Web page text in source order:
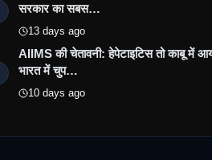
सरकार का सबस…
13 days ago
AIIMS की चेतावनी: हेपेटाइटिस तो काबू में
भारत में चुप…
10 days ago